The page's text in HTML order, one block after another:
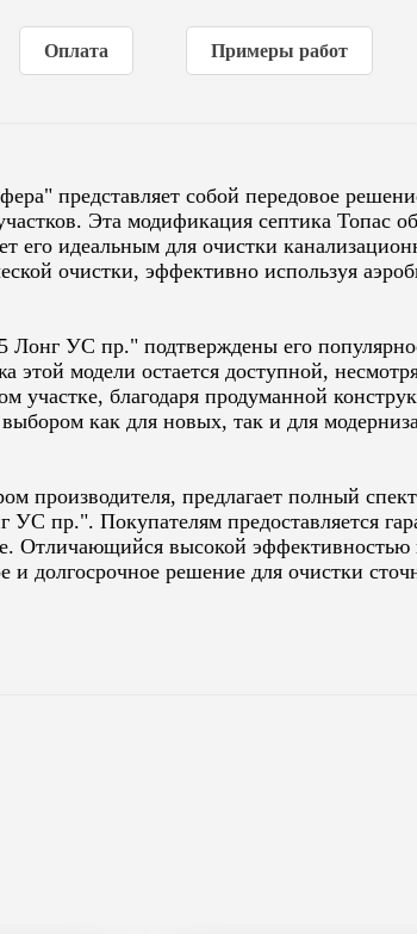
очистки
компрессоров
Оплата Примеры работ
представляет собой передовое
Эта модификация септика Топас
его идеальным для очистки
очистки, эффективно используя
Лонг УС пр." подтверждены его
этой модели остается доступной,
участке, благодаря продуманной
как для новых, так и для
производителя, предлагает полный
пр.". Покупателям предоставляется
Отличающийся высокой эффективностью
долгосрочное решение для очистки